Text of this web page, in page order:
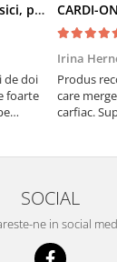
Ulei de Somon Salbatic, câini și pisici, piele si blană, BEST4PETS, 1l
de doi
foarte
CARDI-
Irina
Produs
care
carfiac.
SOCIAL
ne in social